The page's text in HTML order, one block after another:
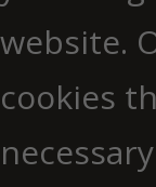
website.
cookies